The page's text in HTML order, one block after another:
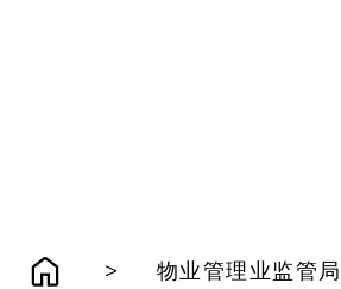
>
物业管理业监管